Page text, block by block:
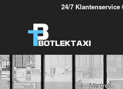
24/7 Klantenservice